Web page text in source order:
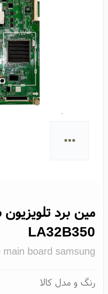
...
مین برد
LA32B350
main board samsung
رنگ و مدل کالا